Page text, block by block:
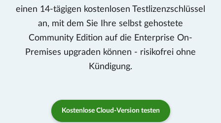
einen 14-tägigen kostenlosen Testlizenzschlüssel
an, mit dem Sie Ihre selbst gehostete
Community Edition auf die Enterprise On-
Premises upgraden können - risikofrei ohne
Kündigung.
Kostenlose Cloud-Version testen